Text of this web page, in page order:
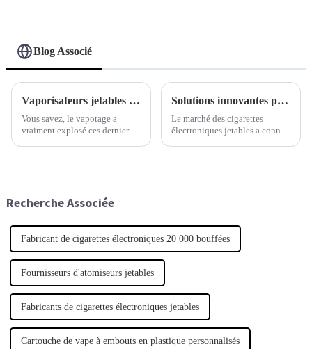
Blog Associé
Vaporisateurs jetables d'une qualité exceptionnelle, fabriqués par un grand fabricant chinois pour le marché mondial.
Vous savez, le vapotage a
vraiment explosé ces derniers
Solutions innovantes pour améliorer l'expérience utilisateur des cigarettes électroniques jetables
Le marché des cigarettes
électroniques jetables a connu
Recherche Associée
Fabricant de cigarettes électroniques 20 000 bouffées
Fournisseurs d'atomiseurs jetables
Fabricants de cigarettes électroniques jetables
Cartouche de vape à embouts en plastique personnalisés